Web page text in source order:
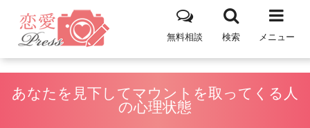
メニュー
検索
無料相談
あなたを見下してマウントを取ってくる人
の心理状態